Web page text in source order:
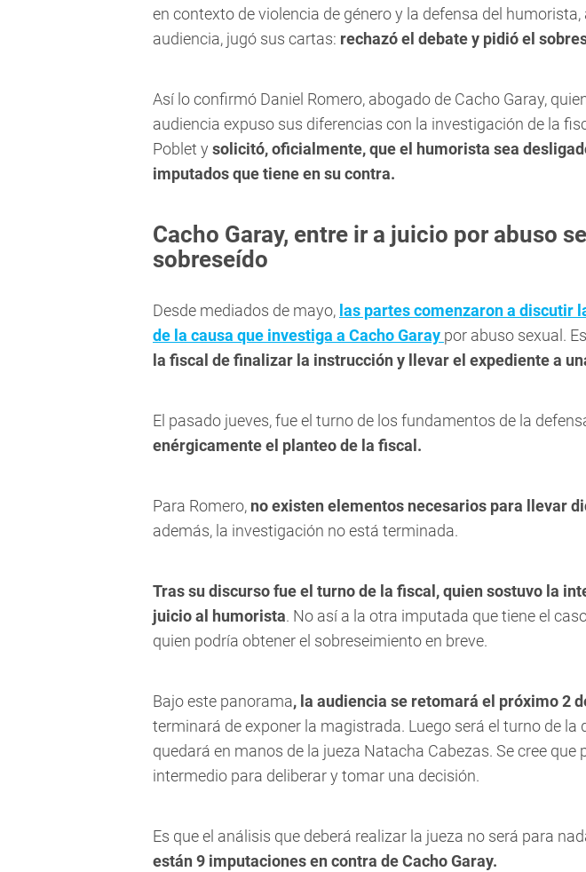
en contexto de violencia de género y la defensa del
audiencia, jugó sus cartas: rechazó el debate y pidió el
Así lo confirmó Daniel Romero, abogado de Cacho Garay,
audiencia expuso sus diferencias con la investigación de la
Poblet y solicitó, oficialmente, que el humorista sea
imputados que tiene en su contra.
Cacho Garay, entre ir a juicio por abuso
sobreseído
Desde mediados de mayo, las partes comenzaron a discutir
de la causa que investiga a Cacho Garay por abuso sexual.
la fiscal de finalizar la instrucción y llevar el expediente a
El pasado jueves, fue el turno de los fundamentos de la
enérgicamente el planteo de la fiscal.
Para Romero, no existen elementos necesarios para llevar
además, la investigación no está terminada.
Tras su discurso fue el turno de la fiscal, quien sostuvo la
juicio al humorista. No así a la otra imputada que tiene el
quien podría obtener el sobreseimiento en breve.
Bajo este panorama, la audiencia se retomará el próximo 2
terminará de exponer la magistrada. Luego será el turno de la
quedará en manos de la jueza Natacha Cabezas. Se cree que
intermedio para deliberar y tomar una decisión.
Es que el análisis que deberá realizar la jueza no será para
están 9 imputaciones en contra de Cacho Garay.